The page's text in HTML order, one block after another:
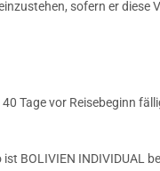
sofern er diese
Tage vor Reisebeginn
BOLIVIEN INDIVIDUAL